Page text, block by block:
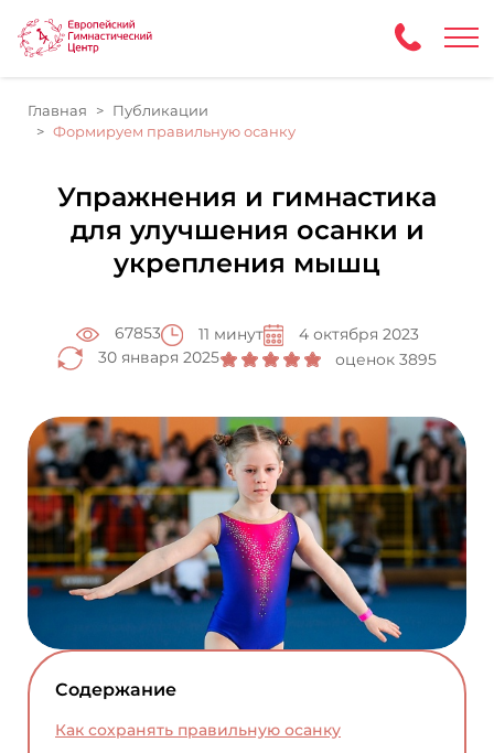
Главная
Публикации
Формируем правильную осанку
Упражнения и гимнастика
для улучшения осанки и
укрепления мышц
67853 11 минут
4 октября 2023
30 января 2025
оценок 3895
Содержание
Как сохранять правильную осанку